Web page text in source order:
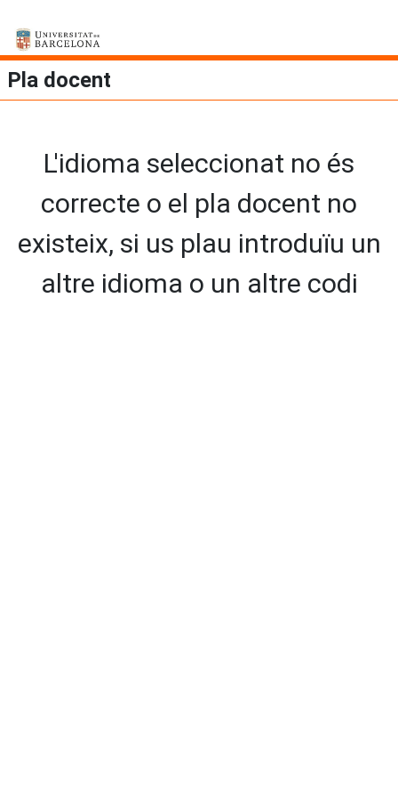
Pla docent
L'idioma seleccionat no és
correcte o el pla docent no
existeix, si us plau introduïu un
altre idioma o un altre codi